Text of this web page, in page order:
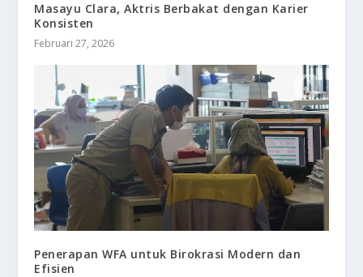
Masayu Clara, Aktris Berbakat dengan Karier
Konsisten
Februari 27, 2026
Penerapan WFA untuk Birokrasi Modern dan
Efisien